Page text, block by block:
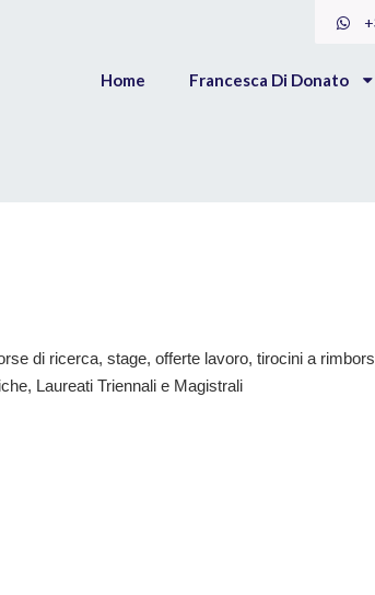
Home Francesca Di Donato
di ricerca, stage, offerte lavoro, tirocini a
Laureati Triennali e Magistrali